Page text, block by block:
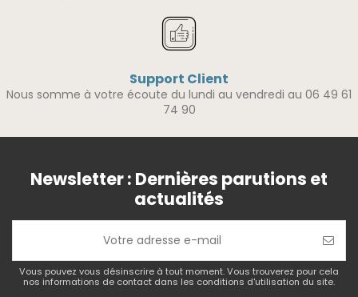
Support Client
Nous somme à votre écoute du lundi au vendredi au 06 49 61
74 90
Newsletter : Dernières parutions et
actualités
Vous pouvez vous désinscrire à tout moment. Vous trouverez pour cela
nos informations de contact dans les conditions d'utilisation du site.